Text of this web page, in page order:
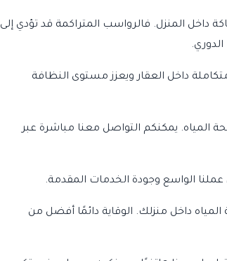
داخل المنزل. فالرواسب المتراكمة قد تؤدي إلى
داخل العقار ويعزز مستوى النظافة
المياه. يمكنكم التواصل معنا مباشرة عبر
عملنا الواسع وجودة الخدمات المقدمة.
داخل منزلك. الوقاية دائمًا أفضل من